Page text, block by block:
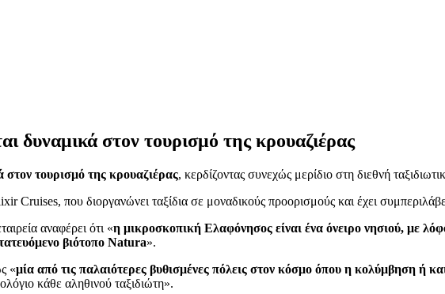
δυναμικά στον τουρισμό της κρουαζιέρας
τουρισμό της κρουαζιέρας, κερδίζοντας συνεχώς μερίδιο στη διεθνή
Cruises, που διοργανώνει ταξίδια σε μοναδικούς προορισμούς και έχει
αναφέρει ότι «η μικροσκοπική Ελαφόνησος είναι ένα όνειρο νησιού, με
βιότοπο Natura».
«μία από τις παλαιότερες βυθισμένες πόλεις στον κόσμο όπου η κολύμβηση ή
κάθε αληθινού ταξιδιώτη».